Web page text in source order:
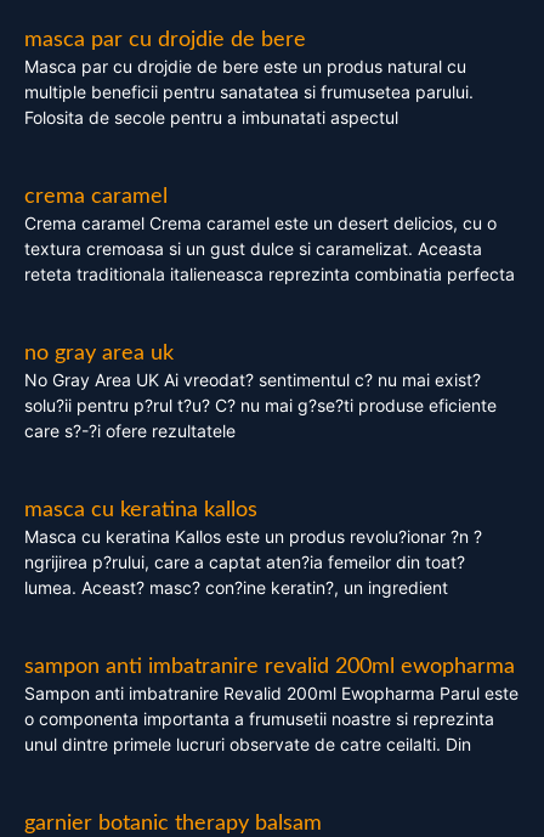
masca par cu drojdie de bere
Masca par cu drojdie de bere este un produs natural cu
multiple beneficii pentru sanatatea si frumusetea parului.
Folosita de secole pentru a imbunatati aspectul
crema caramel
Crema caramel Crema caramel este un desert delicios, cu o
textura cremoasa si un gust dulce si caramelizat. Aceasta
reteta traditionala italieneasca reprezinta combinatia perfecta
no gray area uk
No Gray Area UK Ai vreodat? sentimentul c? nu mai exist?
solu?ii pentru p?rul t?u? C? nu mai g?se?ti produse eficiente
care s?-?i ofere rezultatele
masca cu keratina kallos
Masca cu keratina Kallos este un produs revolu?ionar ?n ?
ngrijirea p?rului, care a captat aten?ia femeilor din toat?
lumea. Aceast? masc? con?ine keratin?, un ingredient
sampon anti imbatranire revalid 200ml ewopharma
Sampon anti imbatranire Revalid 200ml Ewopharma Parul este
o componenta importanta a frumusetii noastre si reprezinta
unul dintre primele lucruri observate de catre ceilalti. Din
garnier botanic therapy balsam